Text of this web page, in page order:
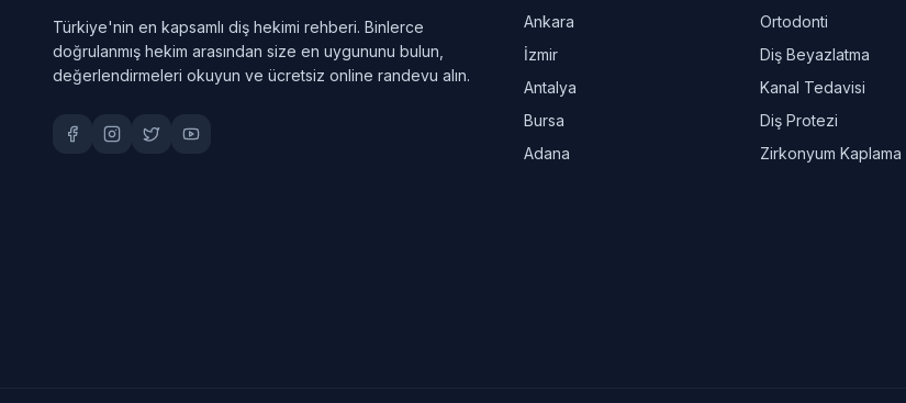
Türkiye'nin en kapsamlı diş hekimi rehberi. Binlerce
doğrulanmış hekim arasından size en uygununu bulun,
değerlendirmeleri okuyun ve ücretsiz online randevu alın.
Ankara
İzmir
Antalya
Bursa
Adana
Ortodonti
Diş Beyazlatma
Kanal Tedavisi
Diş Protezi
Zirkonyum Kaplama